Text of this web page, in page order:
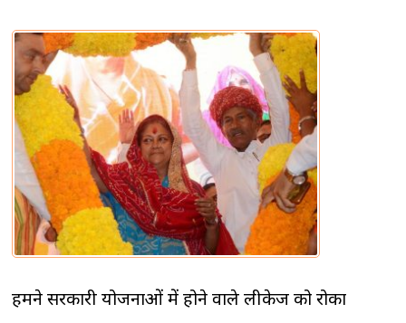
हमने सरकारी योजनाओं में होने वाले लीकेज को रोका